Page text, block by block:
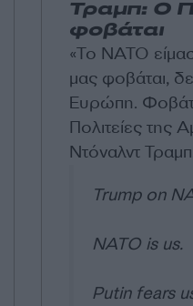
Τραμπ: Ο
φοβάται
«Το ΝΑΤΟ
μας φοβάται,
Ευρώπη.
Πολιτείες της
Ντόναλντ
Trump on
NATO is us.
Putin fears